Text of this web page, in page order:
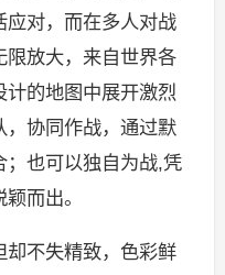
应对，而在多人对战
限放大，来自世界各
的地图中展开激烈
，协同作战，通过默
；也可以独自为战,凭
而出。
却不失精致，色彩鲜